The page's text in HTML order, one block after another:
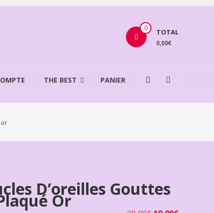
0 TOTAL
0,00€
THE BEST PANIER
D’oreilles Gouttes
Or